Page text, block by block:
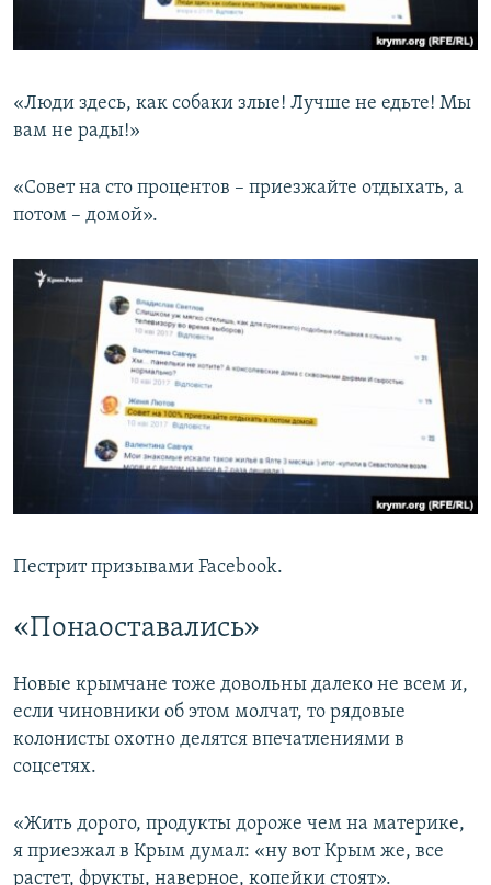
«Люди здесь, как собаки злые! Лучше не едьте! Мы
вам не рады!»
«Совет на сто процентов – приезжайте отдыхать, а
потом – домой».
Пестрит призывами Facebook.
«Понаоставались»
Новые крымчане тоже довольны далеко не всем и,
если чиновники об этом молчат, то рядовые
колонисты охотно делятся впечатлениями в
соцсетях.
«Жить дорого, продукты дороже чем на материке,
я приезжал в Крым думал: «ну вот Крым же, все
растет, фрукты, наверное, копейки стоят».